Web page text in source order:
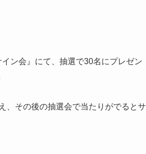
ン会』にて、抽選で30名にプレゼン
、その後の抽選会で当たりがでるとサ